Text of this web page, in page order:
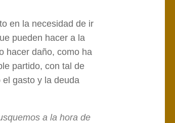
en la necesidad de ir
pueden hacer a la
hacer daño, como ha
partido, con tal de
gasto y la deuda
a la hora de